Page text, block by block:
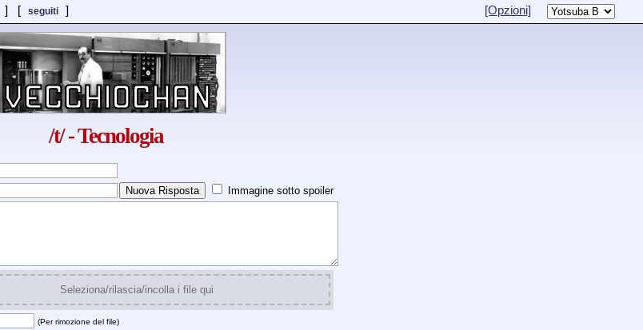
] [ seguiti ] [Opzioni]
/t/ - Tecnologia
Immagine sotto spoiler
Seleziona/rilascia/incolla i file qui
(Per rimozione del file)